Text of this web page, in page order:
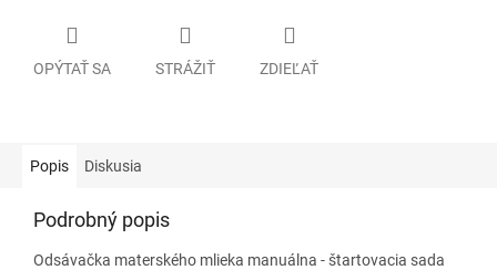
OPÝTAŤ SA STRÁŽIŤ ZDIEĽAŤ
Popis Diskusia
Podrobný popis
Odsávačka materského mlieka manuálna - štartovacia sada